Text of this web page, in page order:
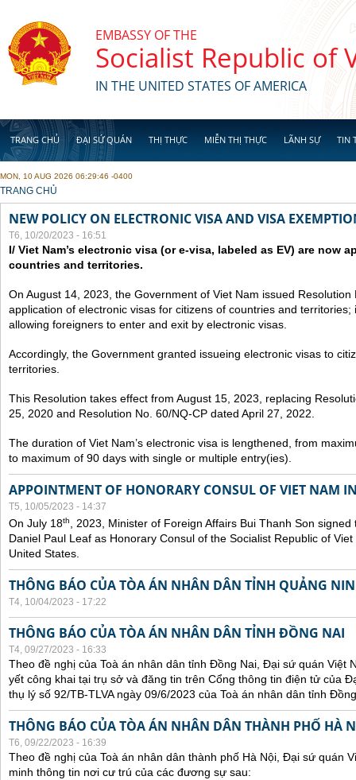
EMBASSY OF THE
Socialist Republic of
IN THE UNITED STATES OF AMERICA
TRANG CHỦ ĐẠI SỨ QUÁN THỊ THỰC MIỄN THỊ THỰC LÃNH SỰ TIN
MON, 10 AUG 2026 06:29:46 -0400
YOU ARE HERE
TRANG CHỦ
NEW POLICY ON ELECTRONIC VISA AND VISA
T6, 10/20/2023 - 16:51
I/ Viet Nam’s electronic visa (or e-visa, labeled as EV) are now
countries and territories.
On August 14, 2023, the Government of Viet Nam issued
application of electronic visas for citizens of countries and
allowing foreigners to enter and exit by electronic visas.
Accordingly, the Government granted issueing electronic visas to
territories.
This Resolution takes effect from August 15, 2023, replacing
25, 2020 and Resolution No. 60/NQ-CP dated April 27, 2022.
The duration of Viet Nam’s electronic visa is lengthened, from
to maximum of 90 days with single or multiple entry(ies).
APPOINTMENT OF HONORARY CONSUL OF VIET NAM
T5, 10/05/2023 - 14:37
On July 18th
, 2023, Minister of Foreign Affairs Bui Thanh Son
Daniel Paul Leaf as Honorary Consul of the Socialist Republic of
United States.
THÔNG BÁO CỦA TÒA ÁN NHÂN DÂN TỈNH QUẢNG
T4, 10/04/2023 - 17:22
THÔNG BÁO CỦA TÒA ÁN NHÂN DÂN TỈNH ĐỒNG NAI
T4, 09/27/2023 - 16:33
Theo đề nghị của Toà án nhân dân tỉnh Đồng Nai, Đại sứ quán Việt
yết công khai tại trụ sở và đăng tin trên Cổng thông tin điện tử của
thụ lý số 92/TB-TLVA ngày 09/6/2023 của Toà án nhân dân tỉnh
THÔNG BÁO CỦA TÒA ÁN NHÂN DÂN THÀNH PHỐ HÀ
T6, 09/22/2023 - 16:39
Theo đề nghị của Toà án nhân dân thành phố Hà Nội, Đại sứ quán
minh thông tin nơi cư trú của các đương sự sau: